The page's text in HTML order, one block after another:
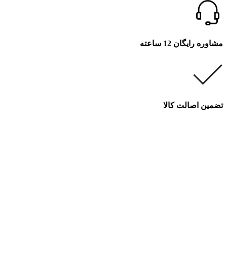
مشاوره رایگان 12 ساعته
تضمین اصالت کالا